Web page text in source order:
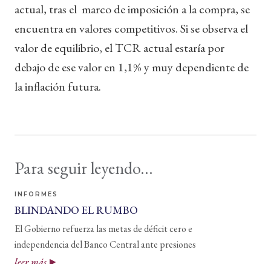
actual, tras el marco de imposición a la compra, se
encuentra en valores competitivos. Si se observa el
valor de equilibrio, el TCR actual estaría por
debajo de ese valor en 1,1% y muy dependiente de
la inflación futura.
Para seguir leyendo...
INFORMES
BLINDANDO EL RUMBO
El Gobierno refuerza las metas de déficit cero e
independencia del Banco Central ante presiones